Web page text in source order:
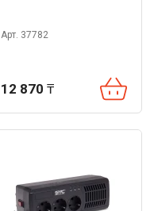
Арт. 37782
12 870 ₸